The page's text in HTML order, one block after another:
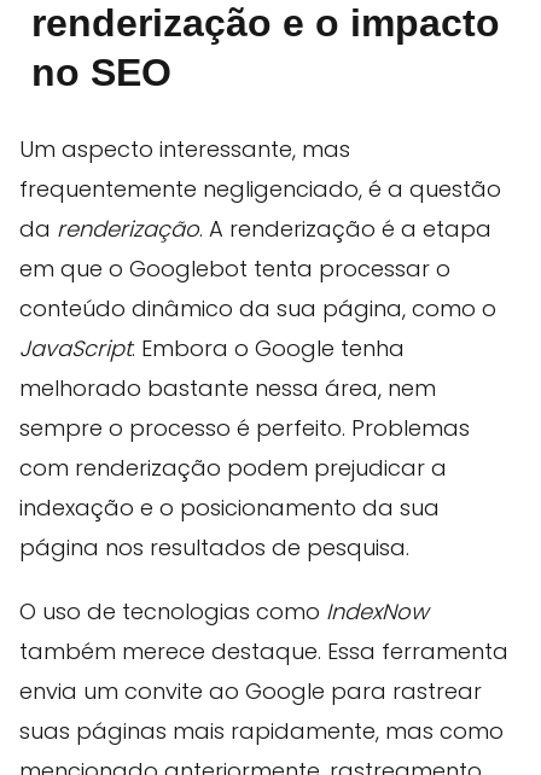
renderização e o impacto
no SEO
Um aspecto interessante, mas
frequentemente negligenciado, é a questão
da renderização. A renderização é a etapa
em que o Googlebot tenta processar o
conteúdo dinâmico da sua página, como o
JavaScript. Embora o Google tenha
melhorado bastante nessa área, nem
sempre o processo é perfeito. Problemas
com renderização podem prejudicar a
indexação e o posicionamento da sua
página nos resultados de pesquisa.
O uso de tecnologias como IndexNow
também merece destaque. Essa ferramenta
envia um convite ao Google para rastrear
suas páginas mais rapidamente, mas como